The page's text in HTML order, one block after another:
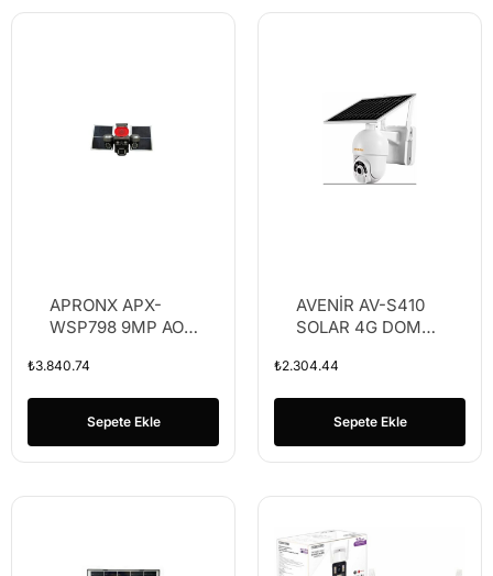
APRONX APX-
WSP798 9MP AOV
KAMERA 2 SOLAR
PANEL 40 LED
₺3.840.74
Sepete Ekle
AVENİR AV-S410
SOLAR 4G DOME
₺2.304.44
Sepete Ekle